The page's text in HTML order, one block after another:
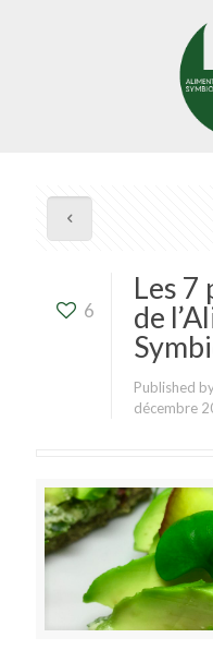
6
Les 7
de
Published
décembre